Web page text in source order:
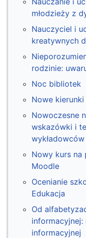
młodzieży z
Nauczyciel i
kreatywnych
rodzinie:
Noc bibliotek
Nowe
Nowoczesne
wskazówki i
Nowy kurs na
Moodle
Ocenianie
Edukacja
Od
informacyjnej:
informacyjnej